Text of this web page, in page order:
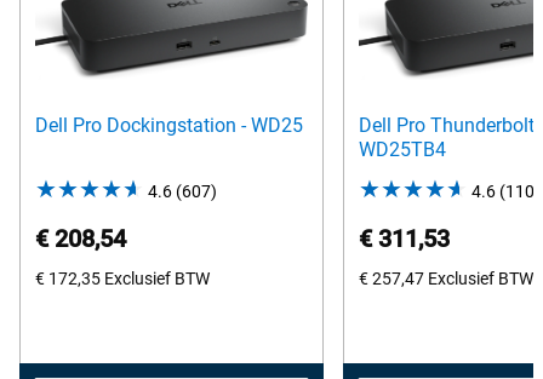
Dell Pro Dockingstation - WD25
4.6 (607)
reviews
€ 208,54
€ 172,35 Exclusief BTW
Dell Pro Thunderbolt
WD25TB4
4.6 (110)
€ 311,53
€ 257,47 Exclusief BTW